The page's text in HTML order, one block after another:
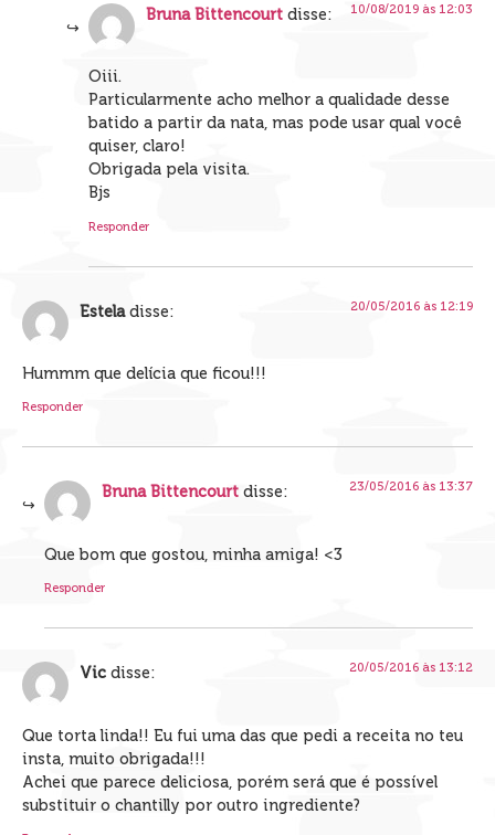
Bruna Bittencourt disse: 10/08/2019 às 12:03
Oiii.
Particularmente acho melhor a qualidade desse
batido a partir da nata, mas pode usar qual você
quiser, claro!
Obrigada pela visita.
Bjs
Responder
Estela disse: 20/05/2016 às 12:19
Hummm que delícia que ficou!!!
Responder
Bruna Bittencourt disse: 23/05/2016 às 13:37
Que bom que gostou, minha amiga! <3
Responder
Vic disse: 20/05/2016 às 13:12
Que torta linda!! Eu fui uma das que pedi a receita no teu
insta, muito obrigada!!!
Achei que parece deliciosa, porém será que é possível
substituir o chantilly por outro ingrediente?